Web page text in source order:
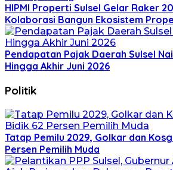
HIPMI Properti Sulsel Gelar Raker
Kolaborasi Bangun Ekosistem
Pendapatan Pajak Daerah Sulsel
Hingga Akhir Juni 2026
Politik
Tatap Pemilu 2029, Golkar dan
Persen Pemilih Muda